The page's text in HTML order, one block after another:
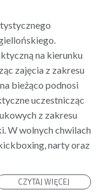
na kierunku
zajęcia z zakresu
bieżąco podnosi
uczestnicząc
z zakresu
W wolnych chwilach
narty oraz
CZYTAJ WIĘCEJ